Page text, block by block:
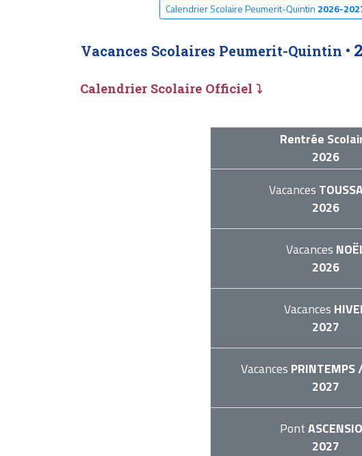
Calendrier Scolaire Peumerit-Quintin 2026-
Vacances Scolaires Peumerit-Quintin •
Calendrier Scolaire Officiel ⤵
Rentrée
2026
Vacances
2026
Vacances
2026
Vacances
2027
Vacances PRINTEMPS
2027
Pont
2027